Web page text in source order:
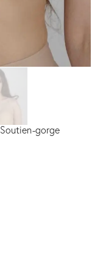
Soutien-gorge